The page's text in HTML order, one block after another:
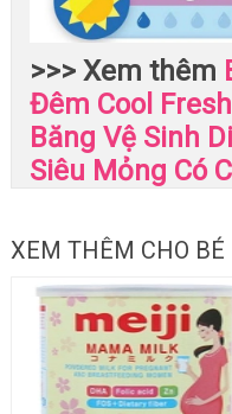
>>> Xem thêm
Đêm Cool
Băng Vệ Sinh
Siêu Mỏng Có
XEM THÊM CHO BÉ